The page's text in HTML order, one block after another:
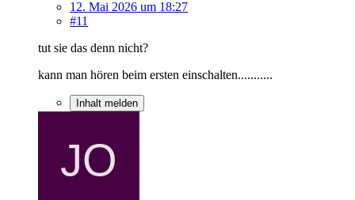
12. Mai 2026 um 18:27
#11
tut sie das denn nicht?
kann man hören beim ersten einschalten...........
Inhalt melden